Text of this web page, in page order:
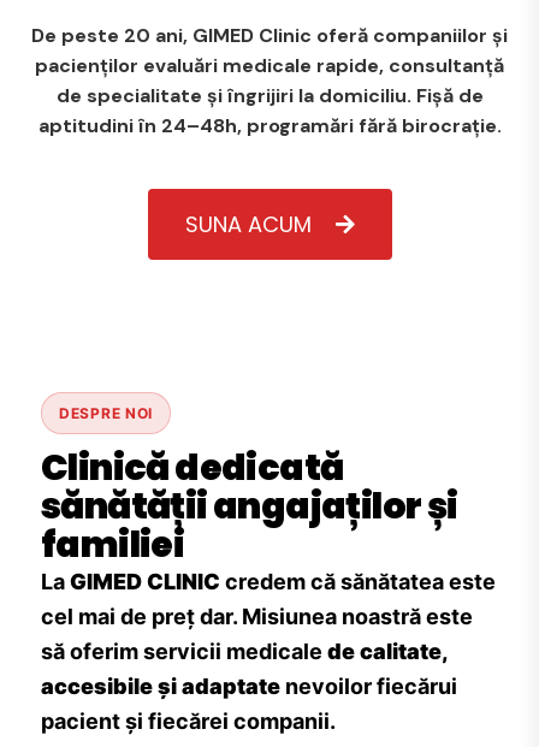
De peste 20 ani, GIMED Clinic oferă companiilor și
pacienților evaluări medicale rapide, consultanță
de specialitate și îngrijiri la domiciliu. Fișă de
aptitudini în 24–48h, programări fără birocrație.
SUNA ACUM
DESPRE NOI
Clinică dedicată
sănătății angajaților și
familiei
LaGIMED CLINIC credem că sănătatea este
cel mai de preț dar. Misiunea noastră este
să oferim servicii medicale de calitate,
accesibile și adaptate nevoilor fiecărui
pacient și fiecărei companii.